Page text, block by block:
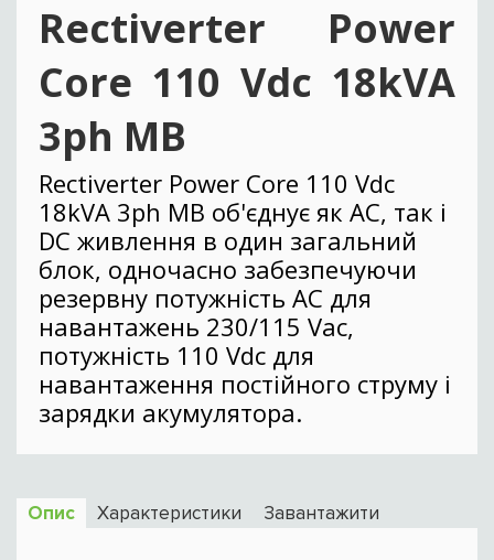
Rectiverter Power
Core 110 Vdc 18kVA
3ph MB
Rectiverter Power Core 110 Vdc
18kVA 3ph MB об'єднує як AC, так і
DC живлення в один загальний
блок, одночасно забезпечуючи
резервну потужність AC для
навантажень 230/115 Vac,
потужність 110 Vdc для
навантаження постійного струму і
зарядки акумулятора.
Опис Характеристики Завантажити